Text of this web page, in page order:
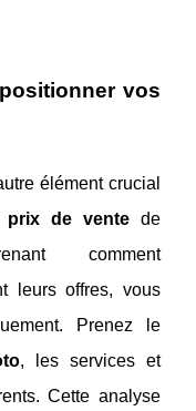
vos
élément crucial
prix de ventede
comment
leurs offres, vous
Prenez le
, les services et
Cette analyse